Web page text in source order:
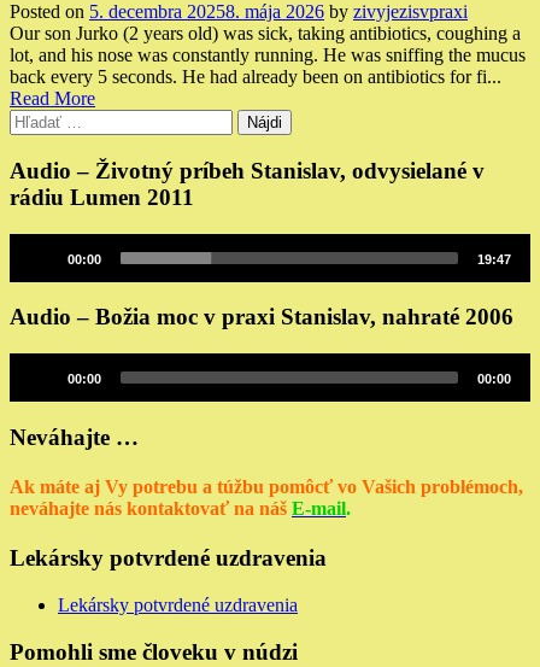
Posted on 5. decembra 20258. mája 2026 by zivyjezisvpraxi
Our son Jurko (2 years old) was sick, taking antibiotics, coughing a
lot, and his nose was constantly running. He was sniffing the mucus
back every 5 seconds. He had already been on antibiotics for fi...
Read More
Hľadať:
Audio – Životný príbeh Stanislav, odvysielané v
rádiu Lumen 2011
prehrávač00:00 19:47
Audio – Božia moc v praxi Stanislav, nahraté 2006
prehrávač00:00 00:00
Neváhajte …
Ak máte aj Vy potrebu a túžbu pomôcť vo Vašich problémoch,
neváhajte nás kontaktovať na náš E-mail.
Lekársky potvrdené uzdravenia
Lekársky potvrdené uzdravenia
Pomohli sme človeku v núdzi